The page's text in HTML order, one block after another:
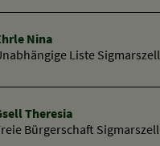
Nina
Liste Sigmarszell
Theresia
Bürgerschaft Sigmarszell